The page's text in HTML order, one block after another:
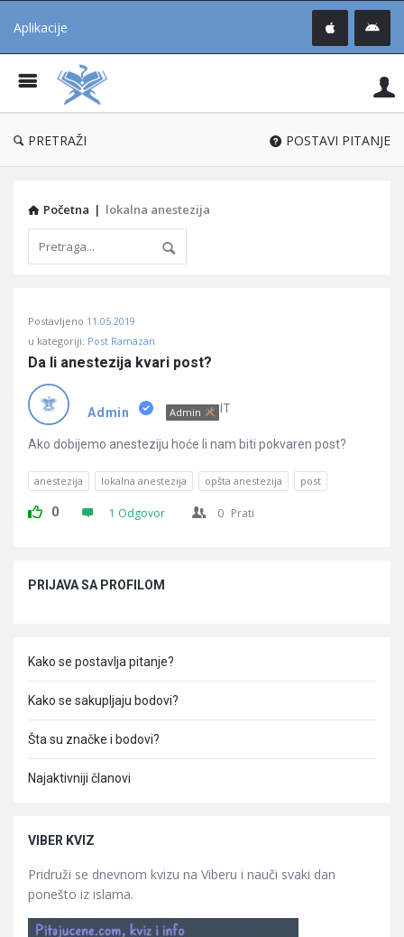
Aplikacije
®
PRETRAŽI POSTAVI PITANJE
Početna | lokalna anestezija
Učene
Latest
Pitanja
Postavljeno 11.05.2019
u kategoriji: Post Ramazan
Da li anestezija kvari post?
Admin Admin IT
Ako dobijemo anesteziju hoće li nam biti pokvaren post?
anestezija lokalna anestezija opšta anestezija post
0 1 Odgovor 0 Prati
PRIJAVA SA PROFILOM
Kako se postavlja pitanje?
Kako se sakupljaju bodovi?
Šta su značke i bodovi?
Najaktivniji članovi
VIBER KVIZ
Pridruži se dnevnom kvizu na Viberu i nauči svaki dan
ponešto iz islama.